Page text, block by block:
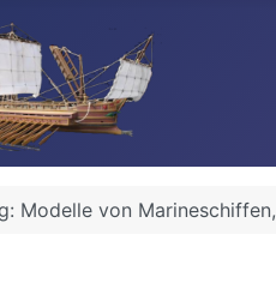
Modelle von